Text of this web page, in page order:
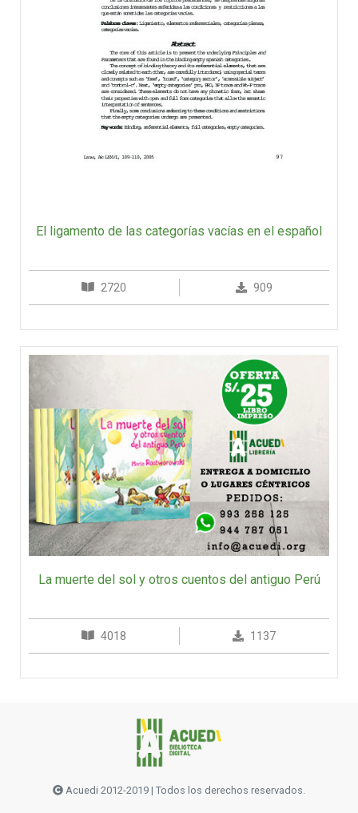
El ligamento de las categorías vacías en el español
2720 909
La muerte del sol y otros cuentos del antiguo Perú
4018 1137
Acuedi 2012-2019 | Todos los derechos reservados.